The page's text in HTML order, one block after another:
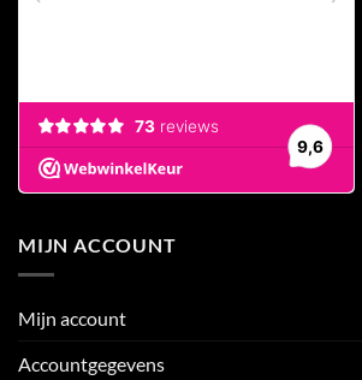
MIJN ACCOUNT
Mijn account
Accountgegevens